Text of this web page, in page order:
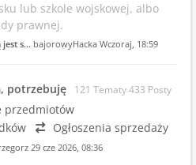
lub szkole wojskowej, albo
prawnej.
jest s… bajorowyHacka Wczoraj, 18:59
potrzebuję 121 Tematy 433 Posty
przedmiotów
Ogłoszenia sprzedaży
29 cze 2026, 08:36